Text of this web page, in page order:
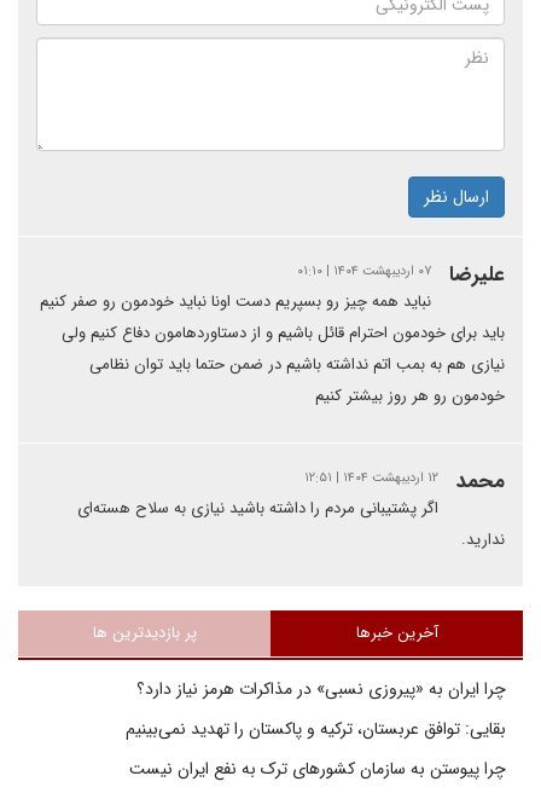
ارسال نظر
علیرضا ۰۷ اردیبهشت ۱۴۰۴ | ۰۱:۱۰
نباید همه چیز رو بسپریم دست اونا نباید خودمون رو صفر کنیم
باید برای خودمون احترام قائل باشیم و از دستاوردهامون دفاع کنیم ولی
نیازی هم به بمب اتم نداشته باشیم در ضمن حتما باید توان نظامی
خودمون رو هر روز بیشتر کنیم
محمد ۱۲ اردیبهشت ۱۴۰۴ | ۱۲:۵۱
اگر پشتیبانی مردم را داشته باشید نیازی به سلاح هسته‌ای
ندارید.
آخرین خبرها پر بازدیدترین ها
چرا ایران به «پیروزی نسبی» در مذاکرات هرمز نیاز دارد؟
بقایی: توافق عربستان، ترکیه و پاکستان را تهدید نمی‌بینیم
چرا پیوستن به سازمان کشورهای ترک به نفع ایران نیست